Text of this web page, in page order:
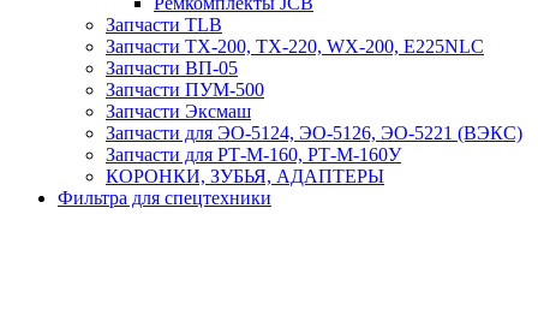
Запчасти TLB
Запчасти TX-200, TX-220, WX-200, E225NLC
Запчасти ВП-05
Запчасти ПУМ-500
Запчасти Эксмаш
Запчасти для ЭО-5124, ЭО-5126, ЭО-5221 (ВЭКС)
Запчасти для РТ-М-160, РТ-М-160У
КОРОНКИ, ЗУБЬЯ, АДАПТЕРЫ
Фильтра для спецтехники